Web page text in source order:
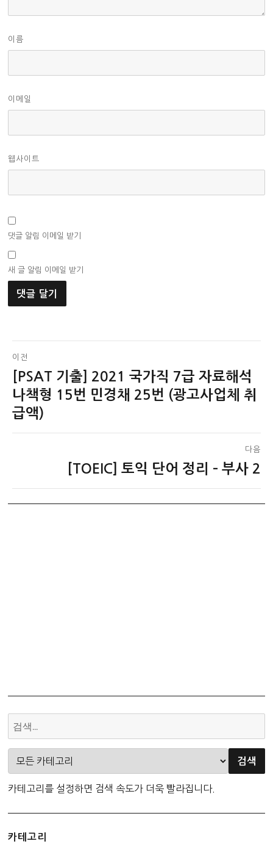
이름
이메일
웹사이트
댓글 알림 이메일 받기
새 글 알림 이메일 받기
글
탐
색
이전
이
전
글:
[PSAT 기출] 2021 국가직 7급 자료해석
나책형 15번 민경채 25번 (광고사업체 취
급액)
다음
글:
[TOEIC] 토익 단어 정리 – 부사 2
카테고리를 설정하면 검색 속도가 더욱 빨라집니다.
카테고리